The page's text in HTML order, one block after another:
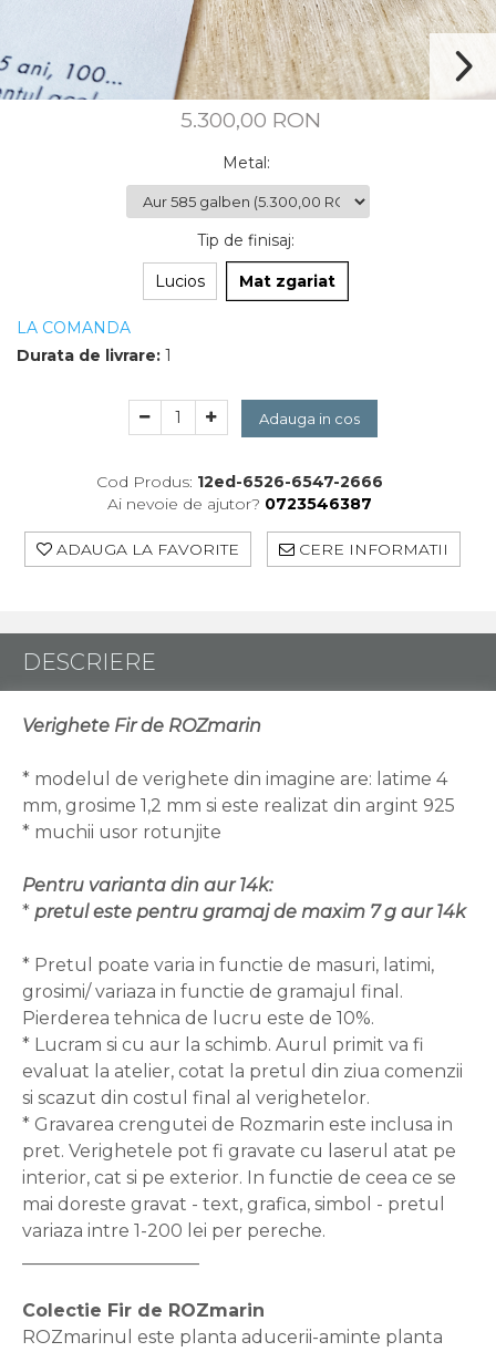
AN-TAN-TICHITAN
5.300,00 RON
Metal:
Tip de finisaj:
Lucios Mat zgariat
LA COMANDA
Durata de livrare: 1
Adauga in cos
Cod Produs: 12ed-6526-6547-2666
Ai nevoie de ajutor? 0723546387
ADAUGA LA FAVORITE CERE INFORMATII
DESCRIERE
Verighete Fir de ROZmarin
* modelul de verighete din imagine are: latime 4
mm, grosime 1,2 mm si este realizat din argint 925
* muchii usor rotunjite
Pentru varianta din aur 14k:
* pretul este pentru gramaj de maxim 7 g aur 14k
* Pretul poate varia in functie de masuri, latimi,
grosimi/ variaza in functie de gramajul final.
Pierderea tehnica de lucru este de 10%.
* Lucram si cu aur la schimb. Aurul primit va fi
evaluat la atelier, cotat la pretul din ziua comenzii
si scazut din costul final al verighetelor.
* Gravarea crengutei de Rozmarin este inclusa in
pret. Verighetele pot fi gravate cu laserul atat pe
interior, cat si pe exterior. In functie de ceea ce se
mai doreste gravat - text, grafica, simbol - pretul
variaza intre 1-200 lei per pereche.
Colectie Fir de ROZmarin
ROZmarinul este planta aducerii-aminte planta